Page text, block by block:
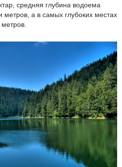
средняя глубина водоема
метров, а в самых глубоких местах
метров.